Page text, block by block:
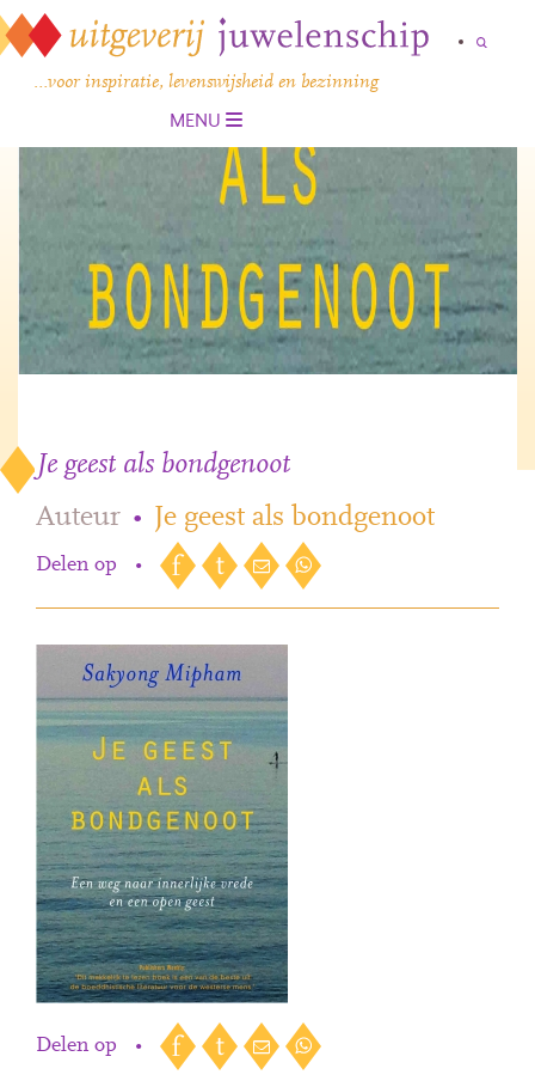
…voor inspiratie, levenswijsheid en bezinning
MENU
Je geest als bondgenoot
Auteur • Je geest als bondgenoot
Delen op •
Delen op •